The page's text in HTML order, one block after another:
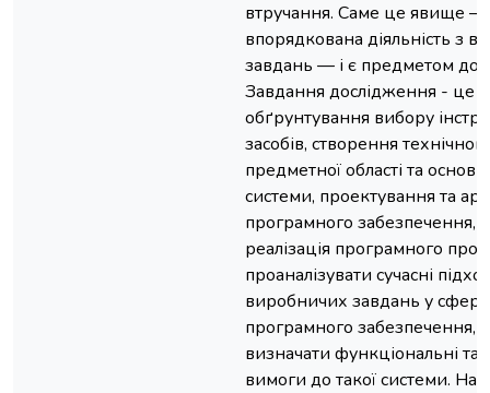
втручання. Саме це явище —
впорядкована діяльність з
завдань — і є предметом
Завдання дослідження - це
обґрунтування вибору
засобів, створення
предметної області та
системи, проектування та
програмного забезпечення,
реалізація програмного
проаналізувати сучасні
виробничих завдань у
програмного забезпечення,
визначати функціональні та
вимоги до такої системи.